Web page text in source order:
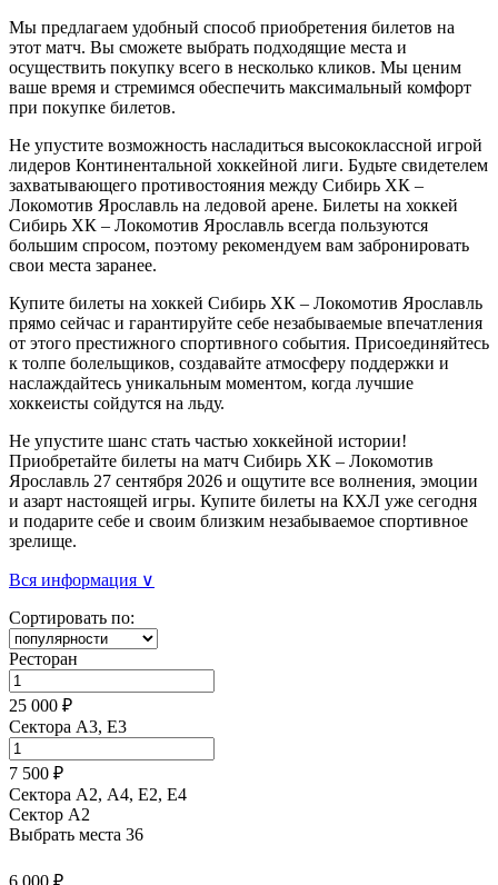
Мы предлагаем удобный способ приобретения билетов на
этот матч. Вы сможете выбрать подходящие места и
осуществить покупку всего в несколько кликов. Мы ценим
ваше время и стремимся обеспечить максимальный комфорт
при покупке билетов.
Не упустите возможность насладиться высококлассной игрой
лидеров Континентальной хоккейной лиги. Будьте свидетелем
захватывающего противостояния между Сибирь ХК –
Локомотив Ярославль на ледовой арене. Билеты на хоккей
Сибирь ХК – Локомотив Ярославль всегда пользуются
большим спросом, поэтому рекомендуем вам забронировать
свои места заранее.
Купите билеты на хоккей Сибирь ХК – Локомотив Ярославль
прямо сейчас и гарантируйте себе незабываемые впечатления
от этого престижного спортивного события. Присоединяйтесь
к толпе болельщиков, создавайте атмосферу поддержки и
наслаждайтесь уникальным моментом, когда лучшие
хоккеисты сойдутся на льду.
Не упустите шанс стать частью хоккейной истории!
Приобретайте билеты на матч Сибирь ХК – Локомотив
Ярославль 27 сентября 2026 и ощутите все волнения, эмоции
и азарт настоящей игры. Купите билеты на КХЛ уже сегодня
и подарите себе и своим близким незабываемое спортивное
зрелище.
Вся информация ∨
Сортировать по:
Ресторан
25 000 ₽
Сектора A3, E3
7 500 ₽
Сектора А2, А4, Е2, Е4
Сектор A2
Выбрать места 36
6 000 ₽